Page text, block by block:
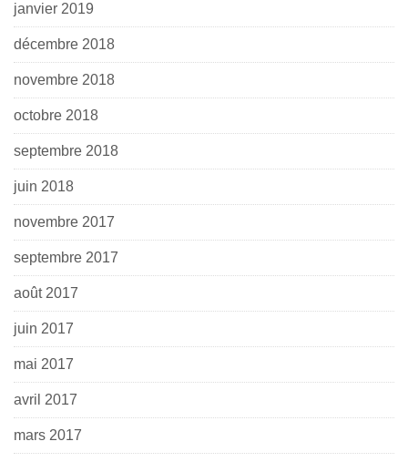
janvier 2019
décembre 2018
novembre 2018
octobre 2018
septembre 2018
juin 2018
novembre 2017
septembre 2017
août 2017
juin 2017
mai 2017
avril 2017
mars 2017